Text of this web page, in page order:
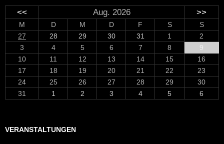
<< Aug. 2026 >>
M D M D F S
S
27
28 29 30 31 1
2
3
4 5 6 7 8
9
10
11 12 13 14 15
16
17
18 19 20 21 22
23
24
25 26 27 28 29
30
31
1 2 3 4 5 6
VERANSTALTUNGEN